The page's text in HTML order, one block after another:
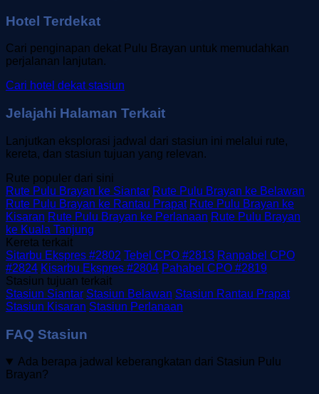
Hotel Terdekat
Cari penginapan dekat Pulu Brayan untuk memudahkan
perjalanan lanjutan.
Cari hotel dekat stasiun
Jelajahi Halaman Terkait
Lanjutkan eksplorasi jadwal dari stasiun ini melalui rute,
kereta, dan stasiun tujuan yang relevan.
Rute populer dari sini
Rute Pulu Brayan ke Siantar Rute Pulu Brayan ke Belawan
Rute Pulu Brayan ke Rantau Prapat Rute Pulu Brayan ke
Kisaran Rute Pulu Brayan ke Perlanaan Rute Pulu Brayan
ke Kuala Tanjung
Kereta terkait
Sitarbu Ekspres #2802 Tebel CPO #2813 Ranpabel CPO
#2824 Kisarbu Ekspres #2804 Pahabel CPO #2819
Stasiun tujuan terkait
Stasiun Siantar Stasiun Belawan Stasiun Rantau Prapat
Stasiun Kisaran Stasiun Perlanaan
FAQ Stasiun
Ada berapa jadwal keberangkatan dari Stasiun Pulu
Brayan?